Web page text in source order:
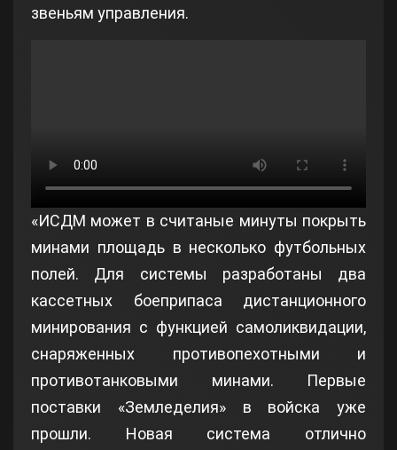
звеньям управления.
«ИСДМ может в считаные минуты покрыть
минами площадь в несколько футбольных
полей. Для системы разработаны два
кассетных боеприпаса дистанционного
минирования с функцией самоликвидации,
снаряженных противопехотными и
противотанковыми минами. Первые
поставки «Земледелия» в войска уже
прошли. Новая система отлично